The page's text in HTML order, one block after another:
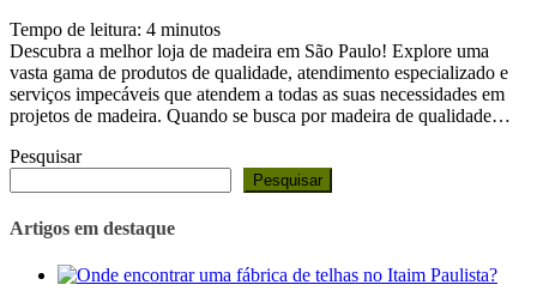
Tempo de leitura: 4 minutos
Descubra a melhor loja de madeira em São Paulo! Explore uma
vasta gama de produtos de qualidade, atendimento especializado e
serviços impecáveis que atendem a todas as suas necessidades em
projetos de madeira. Quando se busca por madeira de qualidade…
Pesquisar
Pesquisar
Artigos em destaque